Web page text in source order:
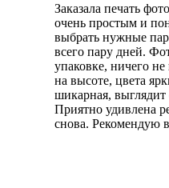
Заказала печать
очень простым и
выбрать нужные
всего пару дней.
упаковке, ничего
на высоте, цвета
шикарная,
Приятно удивлена
снова. Рекомендую